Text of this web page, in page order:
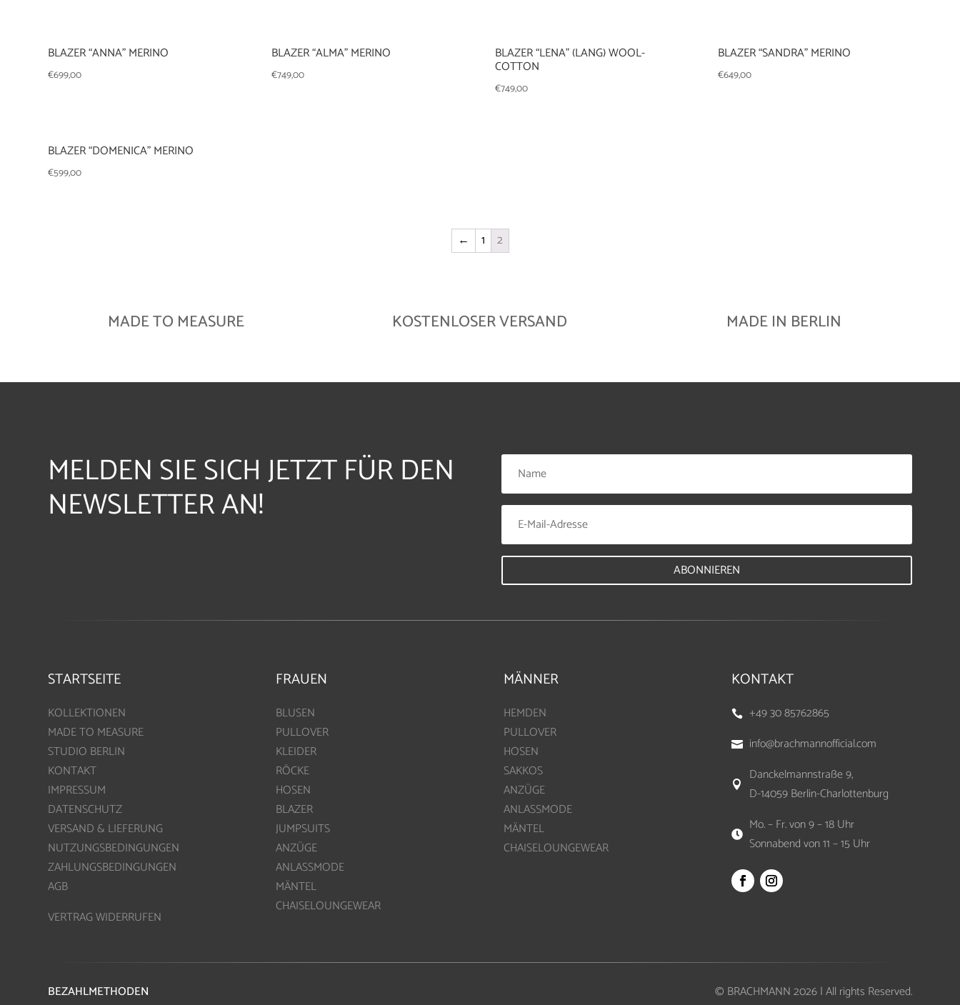
BLAZER “ANNA” MERINO
€699,00
BLAZER “ALMA” MERINO
€749,00
BLAZER “LENA” (LANG) WOOL-
COTTON
€749,00
BLAZER “SANDRA” MERINO
€649,00
BLAZER “DOMENICA” MERINO
€599,00
← 1 2
MADE TO MEASURE KOSTENLOSER VERSAND MADE IN BERLIN
MELDEN SIE SICH JETZT FÜR DEN
NEWSLETTER AN!
ABONNIEREN
STARTSEITE
KOLLEKTIONEN
MADE TO MEASURE
STUDIO BERLIN
KONTAKT
IMPRESSUM
DATENSCHUTZ
VERSAND & LIEFERUNG
NUTZUNGSBEDINGUNGEN
ZAHLUNGSBEDINGUNGEN
AGB
VERTRAG WIDERRUFEN
FRAUEN
BLUSEN
PULLOVER
KLEIDER
RÖCKE
HOSEN
BLAZER
JUMPSUITS
ANZÜGE
ANLASSMODE
MÄNTEL
CHAISELOUNGEWEAR
MÄNNER
HEMDEN
PULLOVER
HOSEN
SAKKOS
ANZÜGE
ANLASSMODE
MÄNTEL
CHAISELOUNGEWEAR
KONTAKT
 +49 30 85762865
 info@brachmannofficial.com

Danckelmannstraße 9,
D-14059 Berlin-Charlottenburg

Mo. – Fr. von 9 – 18 Uhr
Sonnabend von 11 – 15 Uhr
BEZAHLMETHODEN © BRACHMANN 2026 | All rights Reserved.